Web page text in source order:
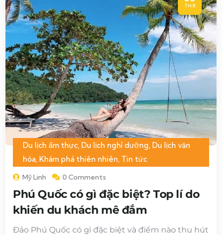
TH8
Du lịch ẩm thực Du lịch nghỉ dưỡng Du lịch văn
hóa Khám phá thiên nhiên Tin tức
Mỹ Linh 0 Comments
Phú Quốc có gì đặc biệt? Top lí do
khiến du khách mê đắm
Đảo Phú Quốc có gì đặc biệt và điểm nào thu hút